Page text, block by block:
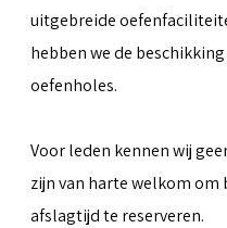
uitgebreide
hebben we de
oefenholes.
Voor leden kennen wij
zijn van harte welkom om
afslagtijd te reserveren.